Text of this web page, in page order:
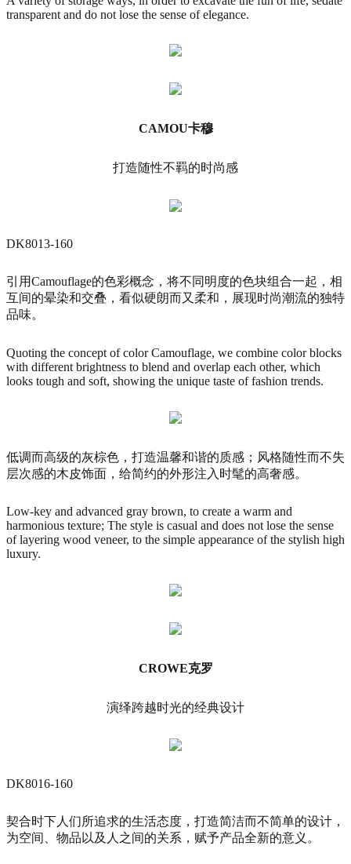
transparent and do not lose the sense of elegance.
CAMOU卡穆
打造随性不羁的时尚感
DK8013-160
引用Camouflage的色彩概念，将不同明度的色块组合一起，相
互间的晕染和交叠，看似硬朗而又柔和，展现时尚潮流的独特
品味。
Quoting the concept of color Camouflage, we combine color blocks
with different brightness to blend and overlap each other, which
looks tough and soft, showing the unique taste of fashion trends.
低调而高级的灰棕色，打造温馨和谐的质感；风格随性而不失
层次感的木皮饰面，给简约的外形注入时髦的高奢感。
Low-key and advanced gray brown, to create a warm and
harmonious texture; The style is casual and does not lose the sense
of layering wood veneer, to the simple appearance of the stylish high
luxury.
CROWE克罗
演绎跨越时光的经典设计
DK8016-160
契合时下人们所追求的生活态度，打造简洁而不简单的设计，
为空间、物品以及人之间的关系，赋予产品全新的意义。